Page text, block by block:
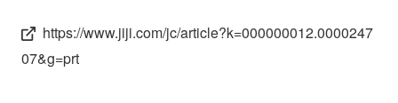
採用情報 資料ダウンロード
https://www.jiji.com/jc/article?k=000000012.0000247
07&g=prt